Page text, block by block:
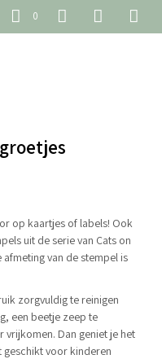
0
op kaartjes of labels! Ook
uit de serie van Cats on
van de stempel is
zorgvuldig te reinigen
een beetje zeep te
vrijkomen. Dan geniet je het
geschikt voor kinderen